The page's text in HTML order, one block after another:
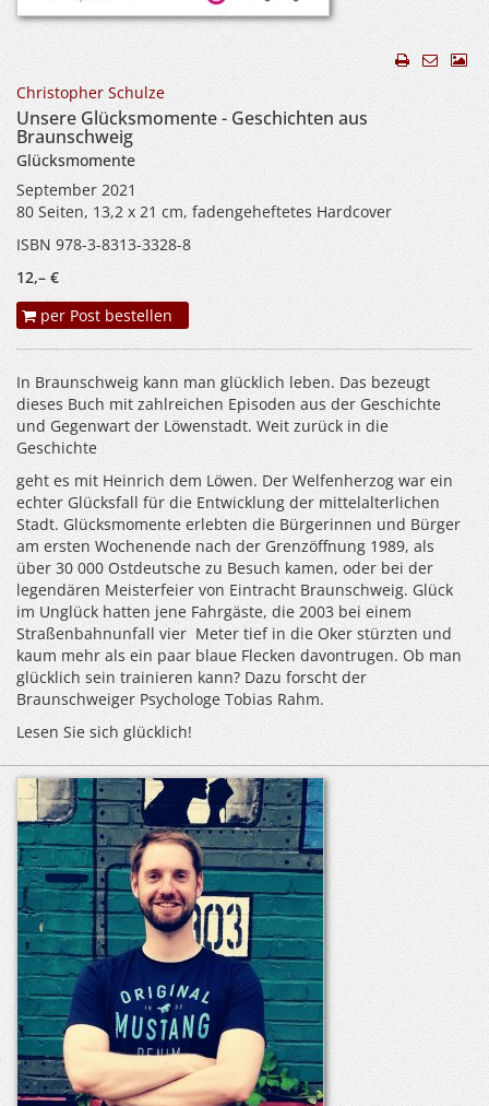
Christopher Schulze
Unsere Glücksmomente - Geschichten aus
Braunschweig
Glücksmomente
September 2021
80 Seiten, 13,2 x 21 cm, fadengeheftetes Hardcover
ISBN 978-3-8313-3328-8
12,– €
per Post bestellen
In Braunschweig kann man glücklich leben. Das bezeugt
dieses Buch mit zahlreichen Episoden aus der Geschichte
und Gegenwart der Löwenstadt. Weit zurück in die
Geschichte
geht es mit Heinrich dem Löwen. Der Welfenherzog war ein
echter Glücksfall für die Entwicklung der mittelalterlichen
Stadt. Glücksmomente erlebten die Bürgerinnen und Bürger
am ersten Wochenende nach der Grenzöffnung 1989, als
über 30 000 Ostdeutsche zu Besuch kamen, oder bei der
legendären Meisterfeier von Eintracht Braunschweig. Glück
im Unglück hatten jene Fahrgäste, die 2003 bei einem
Straßenbahnunfall vier Meter tief in die Oker stürzten und
kaum mehr als ein paar blaue Flecken davontrugen. Ob man
glücklich sein trainieren kann? Dazu forscht der
Braunschweiger Psychologe Tobias Rahm.
Lesen Sie sich glücklich!